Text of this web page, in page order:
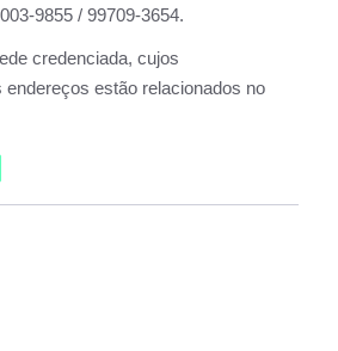
9855 / 99709-3654.
credenciada, cujos
endereços estão relacionados no